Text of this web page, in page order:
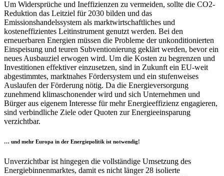
Um Widersprüche und Ineffizienzen zu vermeiden, sollte die CO2-
Reduktion das Leitziel für 2030 bilden und das
Emissionshandelssystem als marktwirtschaftliches und
kosteneffizientes Leitinstrument genutzt werden. Bei den
erneuerbaren Energien müssen die Probleme der unkonditionierten
Einspeisung und teuren Subventionierung geklärt werden, bevor ein
neues Ausbauziel erwogen wird. Um die Kosten zu begrenzen und
Investitionen effektiver einzusetzen, sind in Zukunft ein EU-weit
abgestimmtes, marktnahes Fördersystem und ein stufenweises
Auslaufen der Förderung nötig. Da die Energieversorgung
zunehmend klimaschonender wird und sich Unternehmen und
Bürger aus eigenem Interesse für mehr Energieeffizienz engagieren,
sind verbindliche Ziele oder Quoten zur Energieeinsparung
verzichtbar.
… und mehr Europa in der Energiepolitik ist notwendig!
Unverzichtbar ist hingegen die vollständige Umsetzung des
Energiebinnenmarktes, damit es nicht länger 28 isolierte